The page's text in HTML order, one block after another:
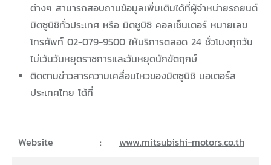
ต่างๆ สามารถสอบถามข้อมูลเพิ่มเติมได้ที่ผู้จำหน่ายรถยนต์
มิตซูบิชิทั่วประเทศ หรือ มิตซูบิชิ คอลเซ็นเตอร์ หมายเลข
โทรศัพท์ 02-079-9500 ให้บริการตลอด 24 ชั่วโมงทุกวัน
ไม่เว้นวันหยุดราชการและวันหยุดนักขัตฤกษ์
ติดตามข่าวสารความเคลื่อนไหวของมิตซูบิชิ มอเตอร์ส
ประเทศไทย ได้ที่
Website :
www.mitsubishi-motors.co.th